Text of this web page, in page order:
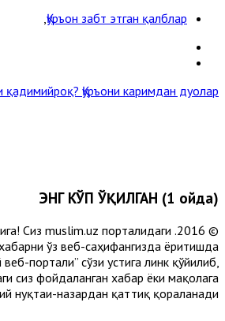
Қуръон забт этган қалблар
қадимийроқ? Қуръони каримдан дуолар »
ЭНГ КЎП ЎҚИЛГАН (1 ойда)
Сиз muslim.uz порталидаги
ўз веб-саҳифангизда ёритишда
портали” сўзи устига линк қўйилиб,
сиз фойдаланган хабар ёки мақолага
нуқтаи-назардан қаттиқ қораланади.